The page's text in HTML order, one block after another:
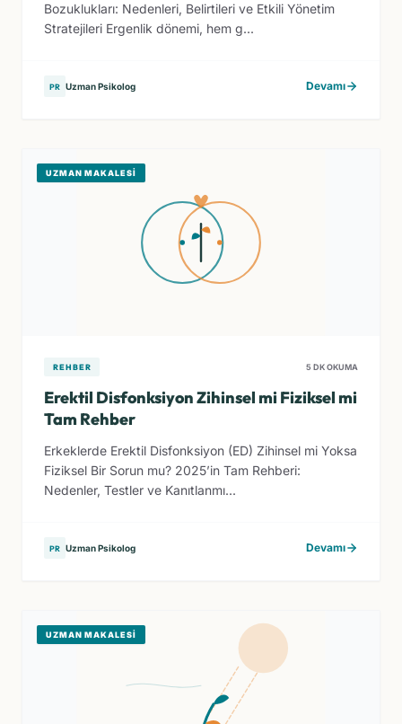
Bozuklukları: Nedenleri, Belirtileri ve Etkili Yönetim
Stratejileri Ergenlik dönemi, hem g...
PR Uzman Psikolog Devamı
UZMAN MAKALESI
REHBER 5 DK OKUMA
Erektil Disfonksiyon Zihinsel mi Fiziksel mi
Tam Rehber
Erkeklerde Erektil Disfonksiyon (ED) Zihinsel mi Yoksa
Fiziksel Bir Sorun mu? 2025’in Tam Rehberi:
Nedenler, Testler ve Kanıtlanmı...
PR Uzman Psikolog Devamı
UZMAN MAKALESI